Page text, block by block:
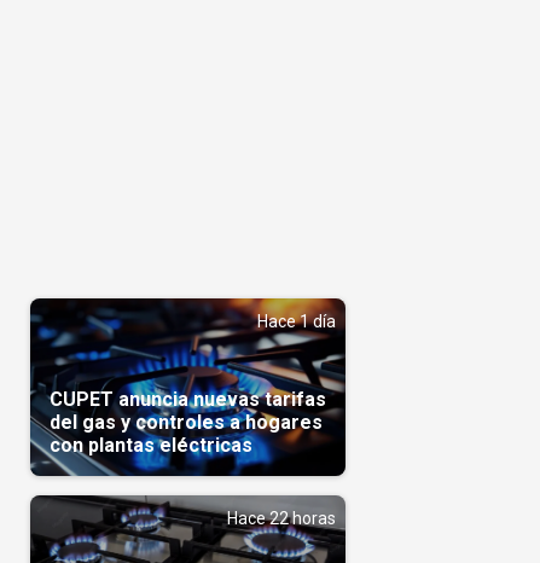
Hace 1 día
CUPET anuncia nuevas tarifas
del gas y controles a hogares
con plantas eléctricas
Hace 22 horas